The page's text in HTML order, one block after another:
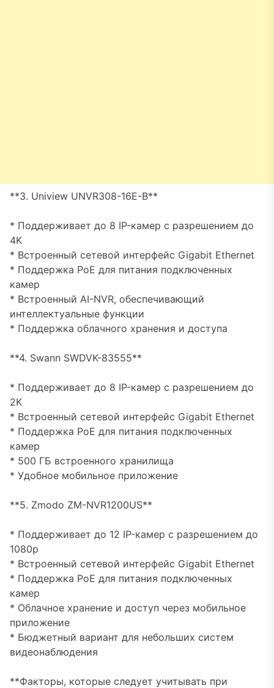
**3. Uniview UNVR308-16E-B**
* Поддерживает до 8 IP-камер с разрешением до
4K
* Встроенный сетевой интерфейс Gigabit Ethernet
* Поддержка PoE для питания подключенных
камер
* Встроенный AI-NVR, обеспечивающий
интеллектуальные функции
* Поддержка облачного хранения и доступа
**4. Swann SWDVK-83555**
* Поддерживает до 8 IP-камер с разрешением до
2K
* Встроенный сетевой интерфейс Gigabit Ethernet
* Поддержка PoE для питания подключенных
камер
* 500 ГБ встроенного хранилища
* Удобное мобильное приложение
**5. Zmodo ZM-NVR1200US**
* Поддерживает до 12 IP-камер с разрешением до
1080p
* Встроенный сетевой интерфейс Gigabit Ethernet
* Поддержка PoE для питания подключенных
камер
* Облачное хранение и доступ через мобильное
приложение
* Бюджетный вариант для небольших систем
видеонаблюдения
**Факторы, которые следует учитывать при